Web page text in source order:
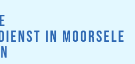
IN MOORSELE